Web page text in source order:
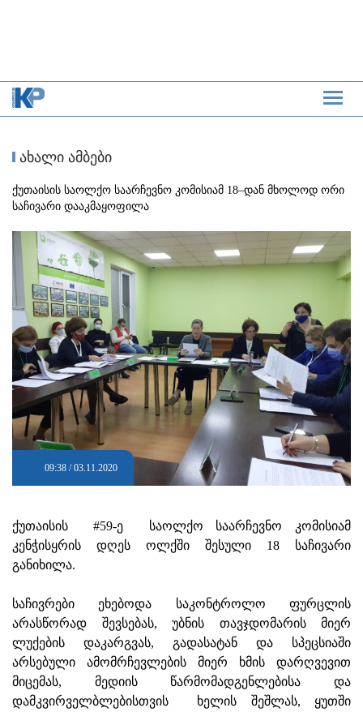
ახალი ამბები
ქუთაისის საოლქო საარჩევნო კომისიამ 18–დან მხოლოდ ორი
საჩივარი დააკმაყოფილა
09:38 / 03.11.2020
ქუთაისის #59-ე საოლქო საარჩევნო კომისიამ
კენჭისყრის დღეს ოლქში შესული 18 საჩივარი
განიხილა.
საჩივრები ეხებოდა საკონტროლო ფურცლის
არასწორად შევსებას, უბნის თავჯდომარის მიერ
ლუქების დაკარგვას, გადასატან და სპეცსიაში
არსებული ამომრჩევლების მიერ ხმის დარღვევით
მიცემას, მედიის წარმომადგენლებისა და
დამკვირველბლებისთვის ხელის შეშლას, ყუთში